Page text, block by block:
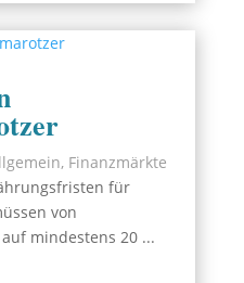
, Finanzmärkte
für
von
mindestens 20 ...